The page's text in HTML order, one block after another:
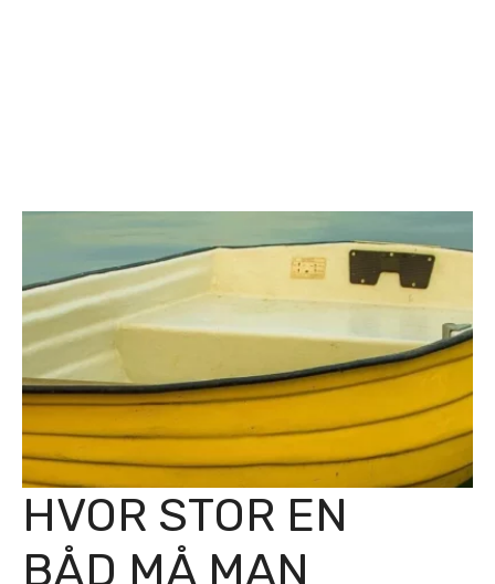
HVOR STOR EN
BÅD MÅ MAN